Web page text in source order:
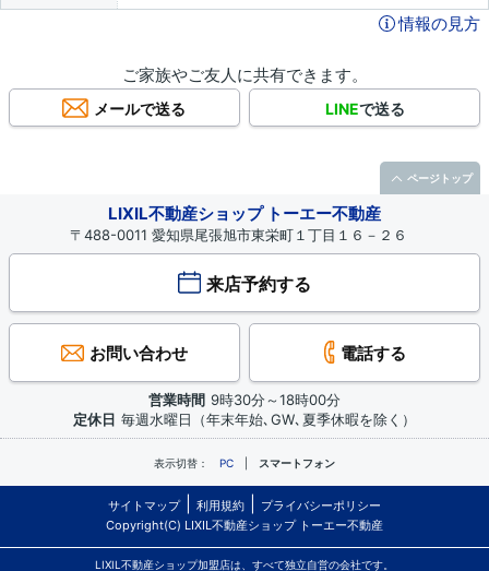
情報の見方
ご家族やご友人に共有できます。
メールで送る LINEで送る
LIXIL不動産ショップ トーエー不動産
〒488-0011 愛知県尾張旭市東栄町１丁目１６－２６
来店予約する
お問い合わせ 電話する
営業時間 9時30分～18時00分
定休日 毎週水曜日（年末年始､GW､夏季休暇を除く）
表示切替： PC スマートフォン
サイトマップ 利用規約
プライバシーポリシー
Copyright(C) LIXIL不動産ショップ トーエー不動産
LIXIL不動産ショップ加盟店は、すべて独立自営の会社です。
ページトップ